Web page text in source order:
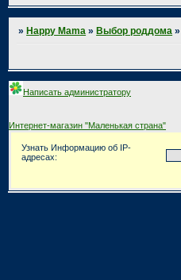
»Happy Mama »Выбор роддома
Написать администратору
Интернет-магазин "Маленькая страна"
Узнать Информацию об IP-
адресах: